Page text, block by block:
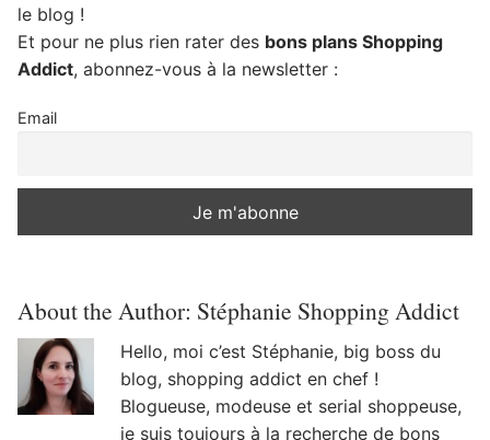
le blog !
Et pour ne plus rien rater des bons plans Shopping
Addict, abonnez-vous à la newsletter :
Email
About the Author: Stéphanie Shopping Addict
Hello, moi c’est Stéphanie, big boss du
blog, shopping addict en chef !
Blogueuse, modeuse et serial shoppeuse,
je suis toujours à la recherche de bons